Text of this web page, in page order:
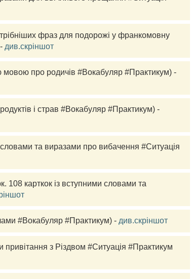
фраз для подорожі у франкомовну
див.скріншот
словами та виразами про вибачення #Ситуація
108 карткок із вступними словами та
#Вокабуляр #Практикум) - див.скріншот
привітання з Різдвом #Ситуація #Практикум